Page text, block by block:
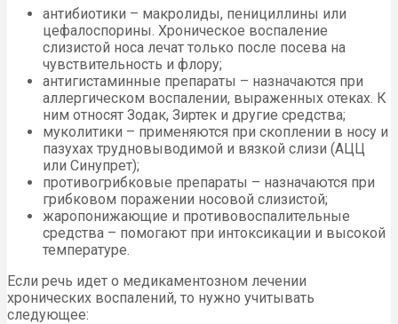
антибиотики – макролиды, пенициллины или
цефалоспорины. Хроническое воспаление
слизистой носа лечат только после посева на
чувствительность и флору;
антигистаминные препараты – назначаются при
аллергическом воспалении, выраженных отеках. К
ним относят Зодак, Зиртек и другие средства;
муколитики – применяются при скоплении в носу и
пазухах трудновыводимой и вязкой слизи (АЦЦ
или Синупрет);
противогрибковые препараты – назначаются при
грибковом поражении носовой слизистой;
жаропонижающие и противовоспалительные
средства – помогают при интоксикации и высокой
температуре.
Если речь идет о медикаментозном лечении
хронических воспалений, то нужно учитывать
следующее: